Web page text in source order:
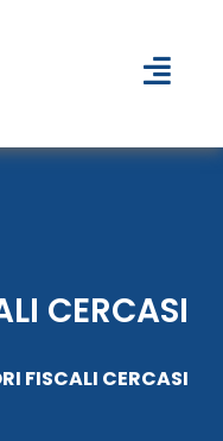
CERCASI
FISCALI CERCASI